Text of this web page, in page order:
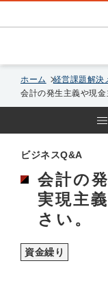
ホーム 経営課題解決
会計の発生主義や現
ビジネスQ&A
会計の
実現主
さい。
資金繰り